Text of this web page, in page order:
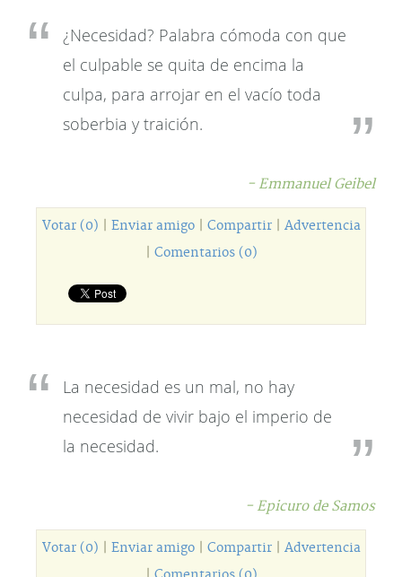
¿Necesidad? Palabra cómoda con que
el culpable se quita de encima la
culpa, para arrojar en el vacío toda
soberbia y traición.
- Emmanuel Geibel
Votar (0) Enviar amigo| Compartir| Advertencia
Comentarios (0)
La necesidad es un mal, no hay
necesidad de vivir bajo el imperio de
la necesidad.
- Epicuro de Samos
Votar (0) Enviar amigo| Compartir| Advertencia